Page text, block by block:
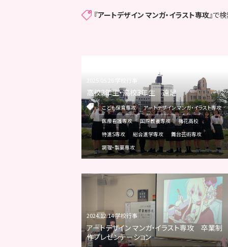
『アートデザイン マンガ・イラスト専攻』で
高校2年生・高校3年生 遠足
こども保育専攻
アートデザイン マンガ・イラスト専攻
医療看護専攻
国際教養専攻
梅花高校
特進S専攻
総合進学専攻
舞台芸術専攻
調理・製菓専攻
2024.12.14 学校行事
アートデザイン マンガ・イラスト専攻 卒業制
作プレゼンテーション